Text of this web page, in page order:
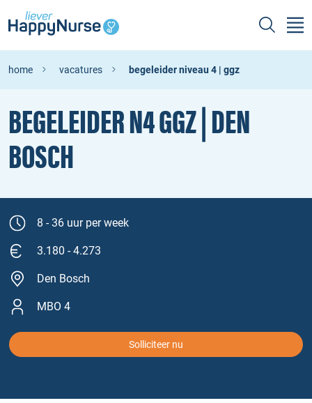
home vacatures begeleider niveau 4 | ggz
BEGELEIDER N4 GGZ | DEN
BOSCH
8 - 36 uur per week
3.180 - 4.273
Den Bosch
MBO 4
Solliciteer nu